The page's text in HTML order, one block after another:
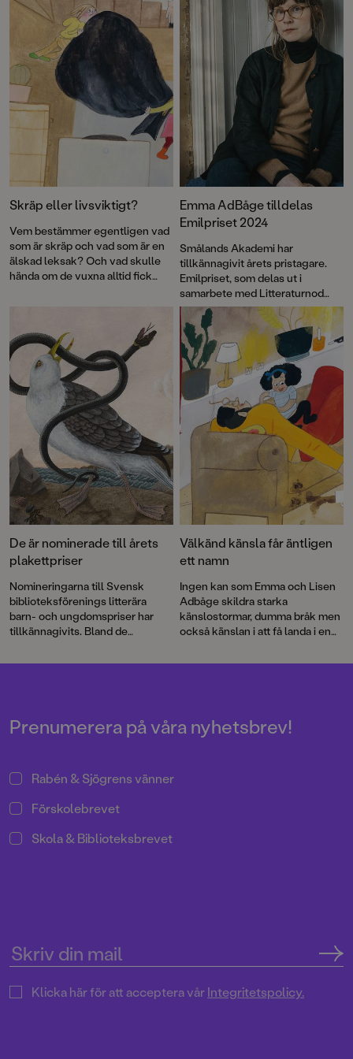
Skräp eller livsviktigt?
Vem bestämmer egentligen vad
som är skräp och vad som är en
älskad leksak? Och vad skulle
hända om de vuxna alltid fick
Påsen
där hon på sitt karaktäristiskt
underfundiga och pricksäkra vis
synar vuxenvärlden.
Emma AdBåge tilldelas
Emilpriset 2024
Smålands Akademi har
tillkännagivit årets pristagare.
Emilpriset, som delas ut i
samarbete med Litteraturnod
Vimmerby, går i år till Emma
AdBåge.
De är nominerade till årets
plakettpriser
Nomineringarna till Svensk
biblioteksförenings litterära
barn- och ungdomspriser har
tillkännagivits. Bland de
äter allaav Aron Landahl ochEn
Adbåge.
Välkänd känsla får äntligen
ett namn
Ingen kan som Emma och Lisen
Adbåge skildra starka
känslostormar, dumma bråk men
också känslan i att få landa i en
Äppelkänslan har de haft i sig
Prenumerera på våra nyhetsbrev!
Rabén & Sjögrens vänner
Förskolebrevet
Skola & Biblioteksbrevet
Klicka här för att acceptera vårIntegritetspolicy.